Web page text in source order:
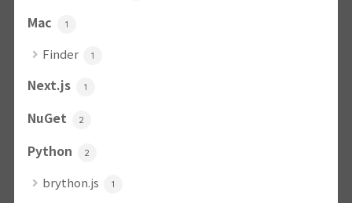
Mac 1
Finder 1
Next.js 1
NuGet 2
Python 2
brython.js 1